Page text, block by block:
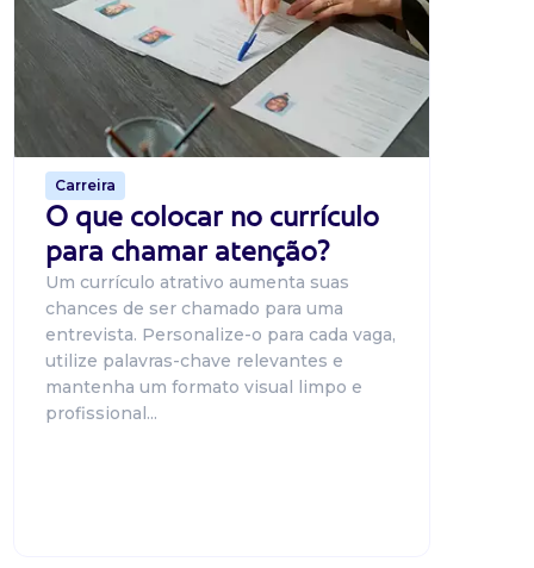
Carreira
O que colocar no currículo
para chamar atenção?
Um currículo atrativo aumenta suas
chances de ser chamado para uma
entrevista. Personalize-o para cada vaga,
utilize palavras-chave relevantes e
mantenha um formato visual limpo e
profissional...